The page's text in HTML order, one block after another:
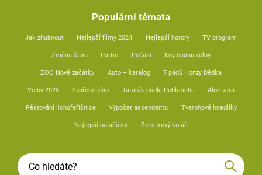
Populární témata
Jak zhubnout Nejlepší filmy 2024 Nejlepší horory TV program
Změna času Partie Počasí Kdy budou volby
ZOO Nové začátky Auto – katalog 7 pádů Honzy Dědka
Volby 2025 Svařené víno Tatarák podle Pohlreicha Aloe vera
Pěstování lichořeřišnice Výpočet ascendentu Tvarohové knedlíky
Nejlepší palačinky Švestkový koláč